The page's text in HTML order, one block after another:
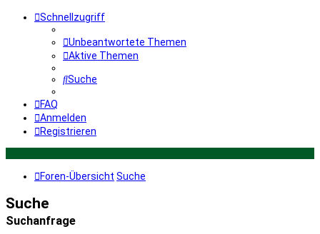
Schnellzugriff
Unbeantwortete Themen
Aktive Themen
Suche
FAQ
Anmelden
Registrieren
Foren-Übersicht Suche
Suche
Suchanfrage